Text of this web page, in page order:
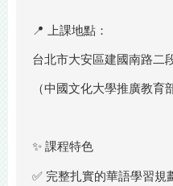
📍 上課地點：
台北市大安區建國南路二
（中國文化大學推廣教育
✨ 課程特色
✅ 完整扎實的華語學習規